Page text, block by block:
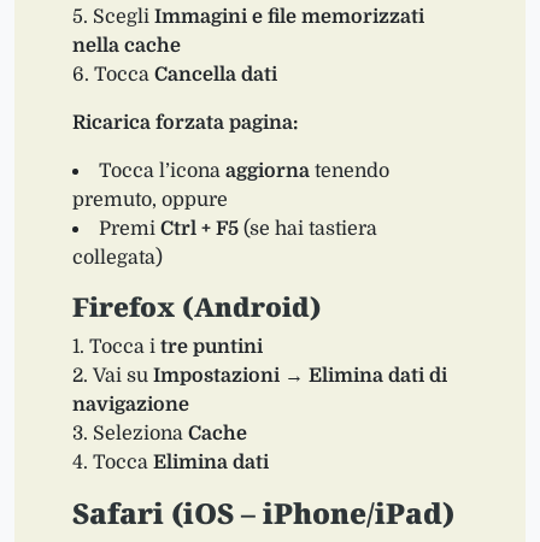
Scegli Immagini e file memorizzati
nella cache
Tocca Cancella dati
Ricarica forzata pagina:
Tocca l’icona aggiorna tenendo
premuto, oppure
Premi Ctrl + F5 (se hai tastiera
collegata)
Firefox (Android)
Tocca i tre puntini
Vai su Impostazioni → Elimina dati di
navigazione
Seleziona Cache
Tocca Elimina dati
Safari (iOS – iPhone/iPad)